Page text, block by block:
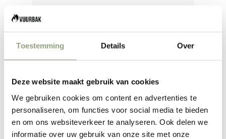
Toestemming Details Over
Deze website maakt gebruik van cookies
We gebruiken cookies om content en advertenties te
personaliseren, om functies voor social media te bieden
en om ons websiteverkeer te analyseren. Ook delen we
informatie over uw gebruik van onze site met onze
Ciseaux nus
Prix de vente
€39,00